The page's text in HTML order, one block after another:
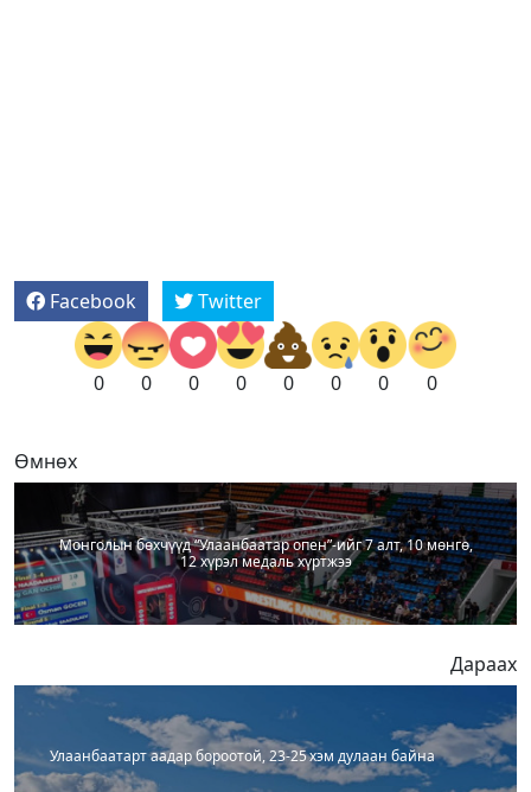
Facebook Twitter
0 0 0 0 0 0 0 0
Өмнөх
Монголын бөхчүүд “Улаанбаатар опен”-ийг 7 алт, 10 мөнгө,
12 хүрэл медаль хүртжээ
Дараах
Улаанбаатарт аадар бороотой, 23-25 хэм дулаан байна